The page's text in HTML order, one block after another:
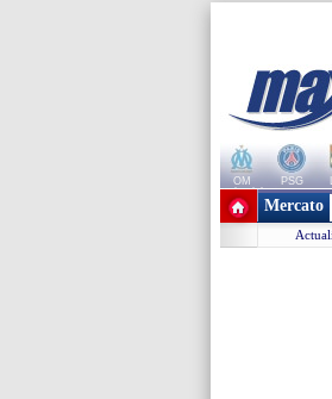
OM PSG
+ de clubs
Mercato